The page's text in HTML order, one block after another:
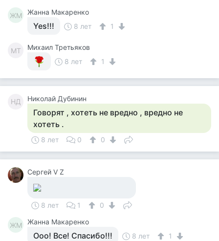
ЖМ Жанна Макаренко
Yes!!! 8 лет 1
МТ
Михаил Третьяков
8 лет
1
НД Николай Дубинин
Говорят , хотеть не вредно , вредно не
хотеть .
8 лет 0 0
Сергей V Z
8 лет 1 0
ЖМ Жанна Макаренко
Ооо! Все! Спасибо!!! 8 лет 1